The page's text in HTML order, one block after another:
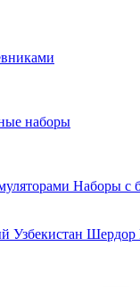
наборы
Наборы с
Узбекистан Шердор